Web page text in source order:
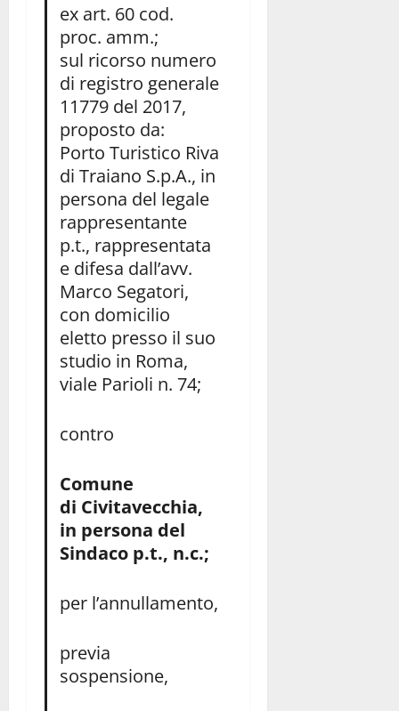
ex art. 60 cod.
proc. amm.;
sul ricorso numero
di registro generale
11779 del 2017,
proposto da:
Porto Turistico Riva
di Traiano S.p.A., in
persona del legale
rappresentante
p.t., rappresentata
e difesa dall’avv.
Marco Segatori,
con domicilio
eletto presso il suo
studio in Roma,
viale Parioli n. 74;
contro
Comune
di Civitavecchia,
in persona del
Sindaco p.t., n.c.;
per l’annullamento,
previa
sospensione,